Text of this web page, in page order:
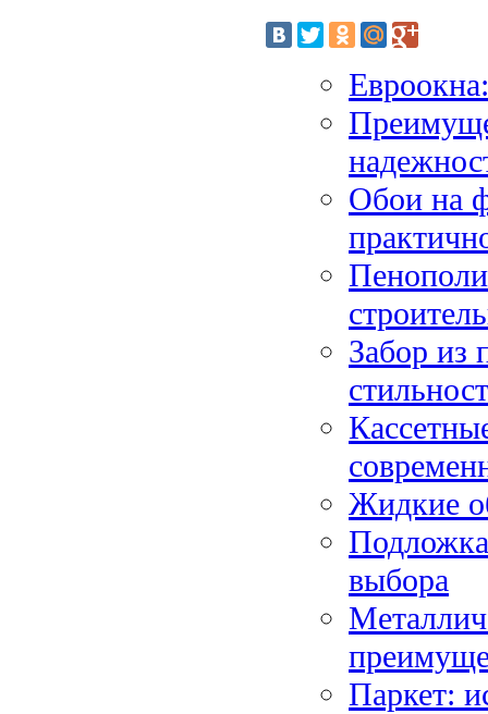
Обои на
Забор из
Жидкие
выбора
Паркет: